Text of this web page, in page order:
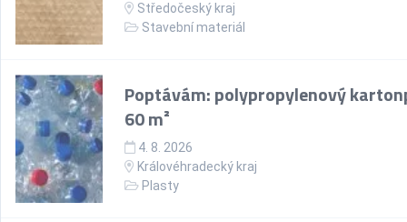
Středočeský kraj
Stavební materiál
Poptávám: polypropylenový
60 m²
4. 8. 2026
Královéhradecký kraj
Plasty